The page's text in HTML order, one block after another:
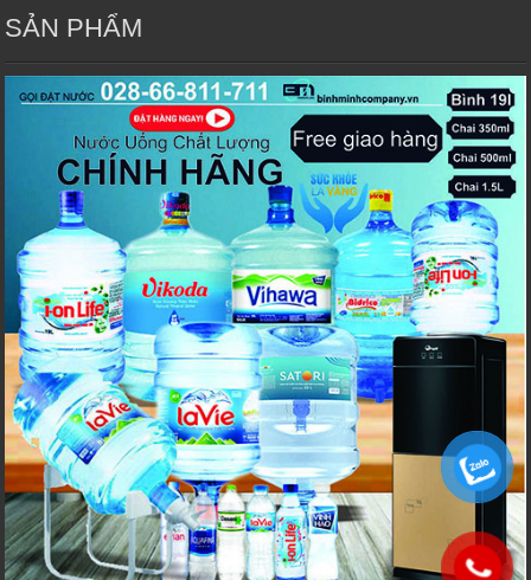
SẢN PHẨM